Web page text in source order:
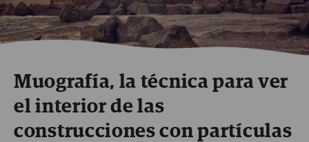
Muografía, la técnica para ver
el interior de las
construcciones con partículas